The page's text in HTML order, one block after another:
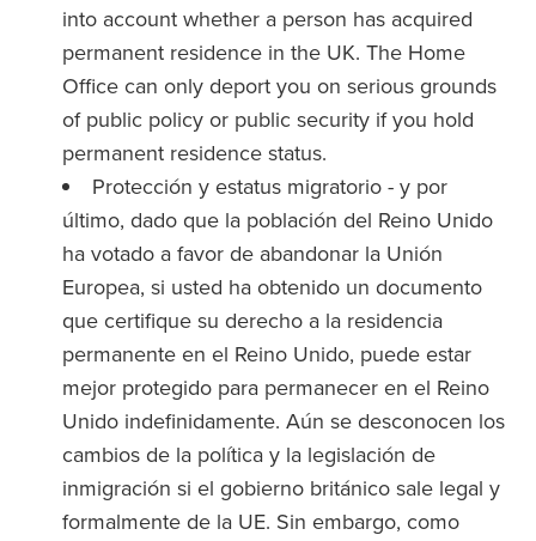
into account whether a person has acquired
permanent residence in the UK. The Home
Office can only deport you on serious grounds
of public policy or public security if you hold
permanent residence status.
Protección y estatus migratorio - y por
último, dado que la población del Reino Unido
ha votado a favor de abandonar la Unión
Europea, si usted ha obtenido un documento
que certifique su derecho a la residencia
permanente en el Reino Unido, puede estar
mejor protegido para permanecer en el Reino
Unido indefinidamente. Aún se desconocen los
cambios de la política y la legislación de
inmigración si el gobierno británico sale legal y
formalmente de la UE. Sin embargo, como